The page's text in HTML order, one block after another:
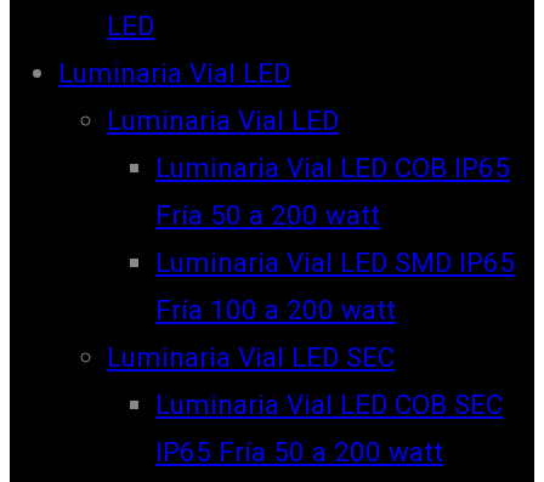
LED
Luminaria Vial LED
Luminaria Vial LED
Luminaria Vial LED COB IP65
Fría 50 a 200 watt
Luminaria Vial LED SMD IP65
Fría 100 a 200 watt
Luminaria Vial LED SEC
Luminaria Vial LED COB SEC
IP65 Fría 50 a 200 watt